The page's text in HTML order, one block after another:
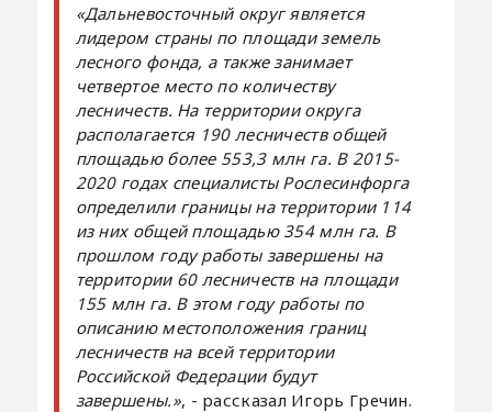
«Дальневосточный округ является
лидером страны по площади земель
лесного фонда, а также занимает
четвертое место по количеству
лесничеств. На территории округа
располагается 190 лесничеств общей
площадью более 553,3 млн га. В 2015-
2020 годах специалисты Рослесинфорга
определили границы на территории 114
из них общей площадью 354 млн га. В
прошлом году работы завершены на
территории 60 лесничеств на площади
155 млн га. В этом году работы по
описанию местоположения границ
лесничеств на всей территории
Российской Федерации будут
завершены.», - рассказал Игорь Гречин.